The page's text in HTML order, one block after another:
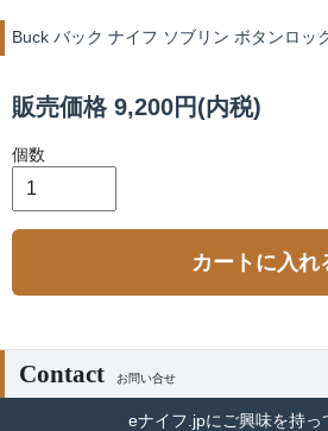
Buck バック ナイフ ソブリン ボタンロッ
販売価格 9,200円(内税)
個数
カートに入れ
Contact お問い合せ
eナイフ.jpにご興味を持っ